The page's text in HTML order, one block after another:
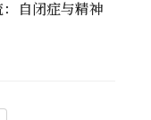
自闭症与精神